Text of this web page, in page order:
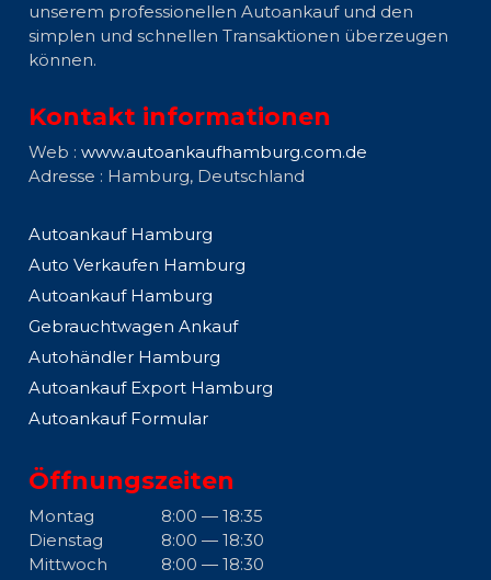
unserem professionellen Autoankauf und den
simplen und schnellen Transaktionen überzeugen
können.
Kontakt informationen
Web :www.autoankaufhamburg.com.de
Adresse : Hamburg, Deutschland
Autoankauf Hamburg
Auto Verkaufen Hamburg
Autoankauf Hamburg
Gebrauchtwagen Ankauf
Autohändler Hamburg
Autoankauf Export Hamburg
Autoankauf Formular
Öffnungszeiten
Montag
8:00 — 18:35
Dienstag
8:00 — 18:30
Mittwoch
8:00 — 18:30